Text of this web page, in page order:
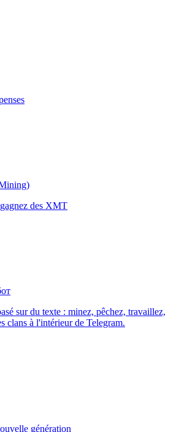
des XMT
sur du texte : minez, pêchez, travaillez,
clans à l'intérieur de Telegram.
génération